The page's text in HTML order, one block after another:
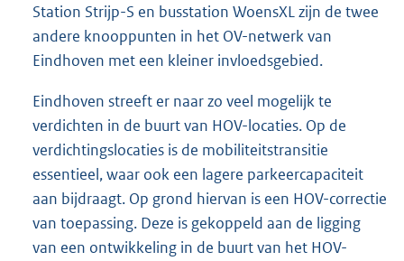
Station Strijp-S en busstation WoensXL zijn de twee
andere knooppunten in het OV-netwerk van
Eindhoven met een kleiner invloedsgebied.
Eindhoven streeft er naar zo veel mogelijk te
verdichten in de buurt van HOV-locaties. Op de
verdichtingslocaties is de mobiliteitstransitie
essentieel, waar ook een lagere parkeercapaciteit
aan bijdraagt. Op grond hiervan is een HOV-correctie
van toepassing. Deze is gekoppeld aan de ligging
van een ontwikkeling in de buurt van het HOV-